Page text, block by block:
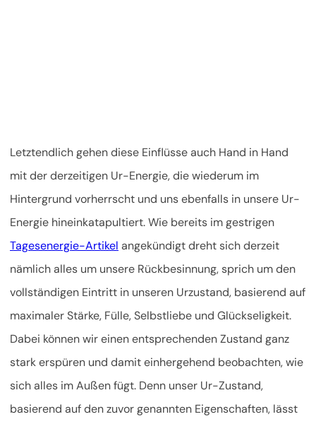
Letztendlich gehen diese Einflüsse auch Hand in Hand
mit der derzeitigen Ur-Energie, die wiederum im
Hintergrund vorherrscht und uns ebenfalls in unsere Ur-
Energie hineinkatapultiert. Wie bereits im gestrigen
Tagesenergie-Artikel angekündigt dreht sich derzeit
nämlich alles um unsere Rückbesinnung, sprich um den
vollständigen Eintritt in unseren Urzustand, basierend auf
maximaler Stärke, Fülle, Selbstliebe und Glückseligkeit.
Dabei können wir einen entsprechenden Zustand ganz
stark erspüren und damit einhergehend beobachten, wie
sich alles im Außen fügt. Denn unser Ur-Zustand,
basierend auf den zuvor genannten Eigenschaften, lässt